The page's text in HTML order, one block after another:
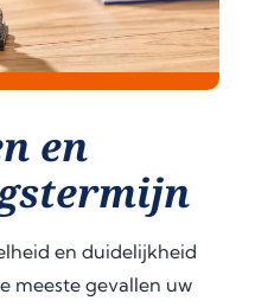
en
en duidelijkheid
meeste gevallen uw